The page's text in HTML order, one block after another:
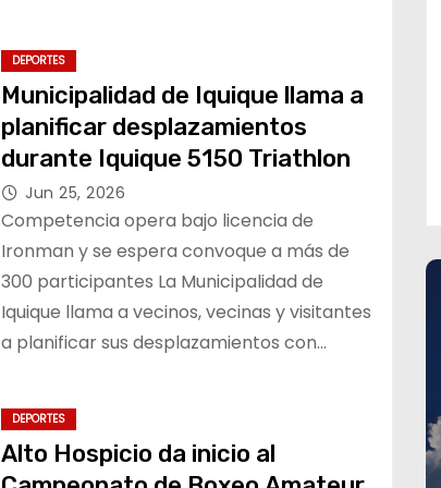
DEPORTES
Municipalidad de Iquique llama a
planificar desplazamientos
durante Iquique 5150 Triathlon
Jun 25, 2026
Competencia opera bajo licencia de
Ironman y se espera convoque a más de
300 participantes La Municipalidad de
Iquique llama a vecinos, vecinas y visitantes
a planificar sus desplazamientos con…
DEPORTES
Alto Hospicio da inicio al